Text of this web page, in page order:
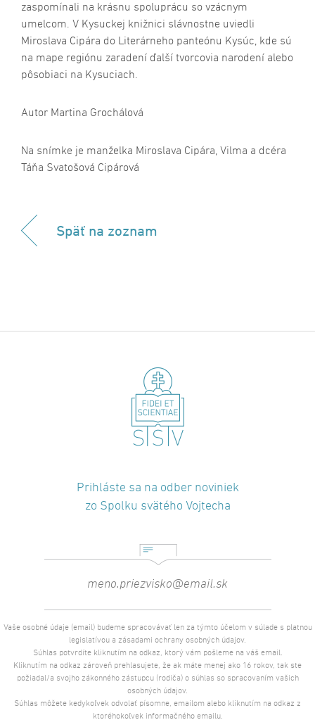
zaspomínali na krásnu spoluprácu so vzácnym
umelcom. V Kysuckej knižnici slávnostne uviedli
Miroslava Cipára do Literárneho panteónu Kysúc, kde sú
na mape regiónu zaradení ďalší tvorcovia narodení alebo
pôsobiaci na Kysuciach.
Autor Martina Grochálová
Na snímke je manželka Miroslava Cipára, Vilma a dcéra
Táňa Svatošová Cipárová
Späť na zoznam
Prihláste sa na odber noviniek
zo Spolku svätého Vojtecha
Vaše osobné údaje (email) budeme spracovávať len za týmto účelom v súlade s platnou
legislatívou a zásadami ochrany osobných údajov.
Súhlas potvrdíte kliknutím na odkaz, ktorý vám pošleme na váš email.
Kliknutím na odkaz zároveň prehlasujete, že ak máte menej ako 16 rokov, tak ste
požiadal/a svojho zákonného zástupcu (rodiča) o súhlas so spracovaním vašich
osobných údajov.
Súhlas môžete kedykoľvek odvolať písomne, emailom alebo kliknutím na odkaz z
ktoréhokoľvek informačného emailu.